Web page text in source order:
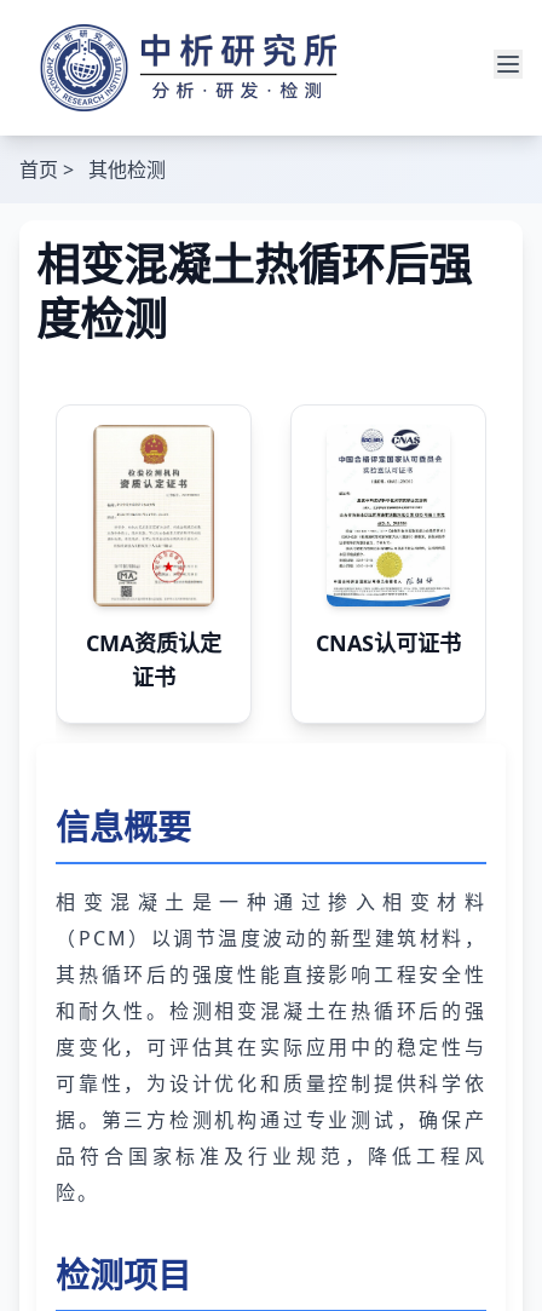
首页 > 其他检测
相变混凝土热循环后强
度检测
CMA资质认定
证书
CNAS认可证书
信息概要
相变混凝土是一种通过掺入相变材料
（PCM）以调节温度波动的新型建筑材料，
其热循环后的强度性能直接影响工程安全性
和耐久性。检测相变混凝土在热循环后的强
度变化，可评估其在实际应用中的稳定性与
可靠性，为设计优化和质量控制提供科学依
据。第三方检测机构通过专业测试，确保产
品符合国家标准及行业规范，降低工程风
险。
检测项目